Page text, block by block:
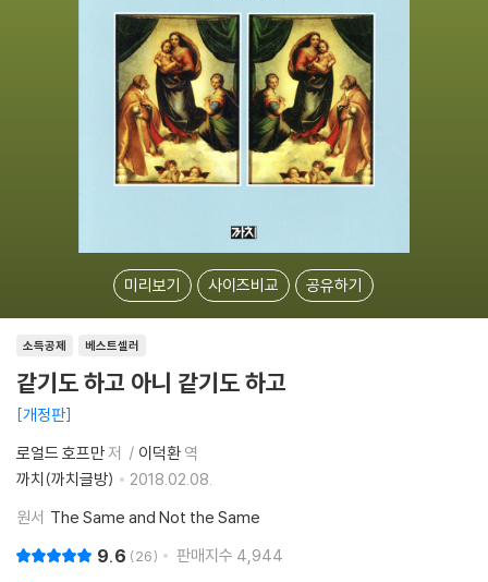
미리보기 사이즈비교 공유하기
소득공제 베스트셀러
같기도 하고 아니 같기도 하고
개정판
로얼드 호프만저 이덕환 역
까치(까치글방)
2018.02.08.
원서 The Same and Not the Same
9.6 26 판매지수 4,944